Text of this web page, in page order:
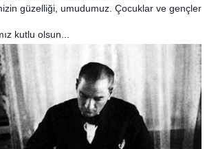
güzelliği, umudumuz. Çocuklar ve gençler
kutlu olsun...